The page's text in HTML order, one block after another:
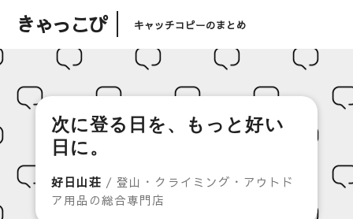
きゃっこぴ キャッチコピーのまとめ
次に登る日を、もっと好い
日に。
好日山荘 / 登山・クライミング・アウトド
ア用品の総合専門店